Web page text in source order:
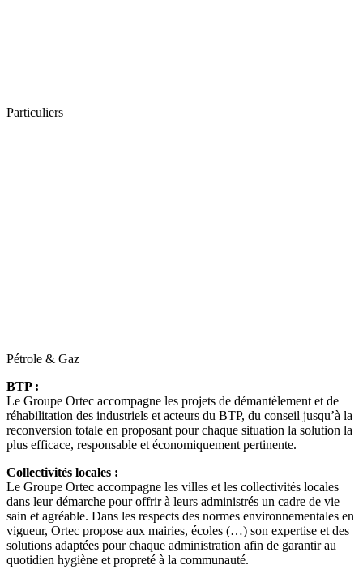
Particuliers
Pétrole & Gaz
BTP :
Le Groupe Ortec accompagne les projets de démantèlement et de
réhabilitation des industriels et acteurs du BTP, du conseil jusqu’à la
reconversion totale en proposant pour chaque situation la solution la
plus efficace, responsable et économiquement pertinente.
Collectivités locales :
Le Groupe Ortec accompagne les villes et les collectivités locales
dans leur démarche pour offrir à leurs administrés un cadre de vie
sain et agréable. Dans les respects des normes environnementales en
vigueur, Ortec propose aux mairies, écoles (…) son expertise et des
solutions adaptées pour chaque administration afin de garantir au
quotidien hygiène et propreté à la communauté.